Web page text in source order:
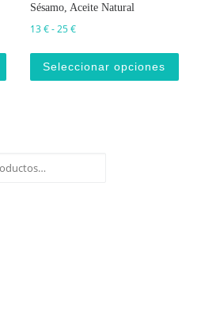
13 € hasta 17 €
Sésamo, Aceite Natural
13€-25€Rango de precios: desde 13
Seleccionar opciones